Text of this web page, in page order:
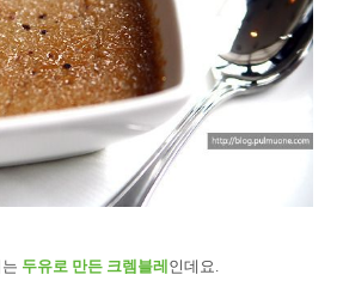
두유로 만든 크렘블레 인데요.